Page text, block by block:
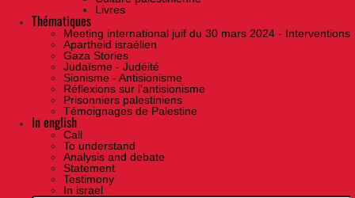
Livres
Thématiques
Meeting international juif du 30 mars 2024 - Interventions
Apartheid israélien
Gaza Stories
Judaïsme - Judéité
Sionisme - Antisionisme
Réflexions sur l’antisionisme
Prisonniers palestiniens
Témoignages de Palestine
In english
Call
To understand
Analysis and debate
Statement
Testimony
In israel